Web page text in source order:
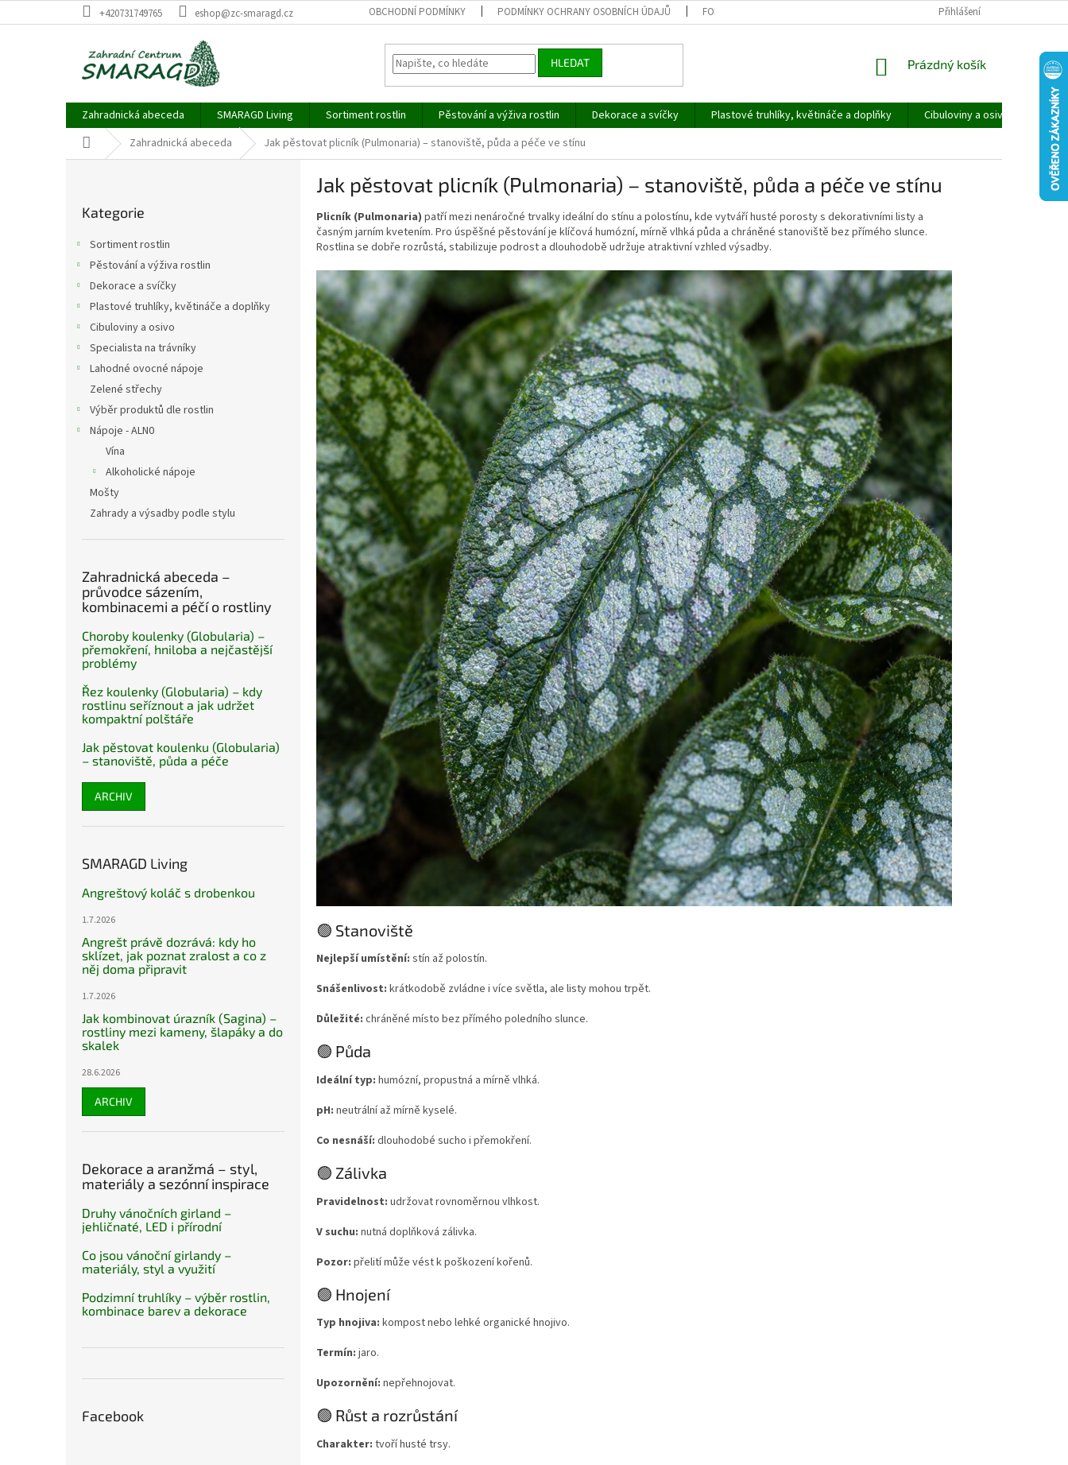
na
+420731749765 eshop@zc-smaragd.cz OBCHODNÍ PODMÍNKY PODMÍNKY OCHRANY OSOBNÍCH ÚDAJŮ FORMULÁŘ PRO UPLATNĚNÍ REKLAMACE REKLAMAČNÍ ŘÁD
Přihlášení
HLEDAT
NÁKUPNÍ
Prázdný košík
Zahradnická abeceda SMARAGD Living Sortiment rostlin Pěstování a výživa rostlin Dekorace a svíčky Plastové truhlíky, květináče a doplňky Cibuloviny a osivo
Domů Zahradnická abeceda Jak pěstovat plicník (Pulmonaria) – stanoviště, půda a péče ve stínu
kategorie
Kategorie
Sortiment rostlin
Pěstování a výživa rostlin
Dekorace a svíčky
Plastové truhlíky, květináče a doplňky
Cibuloviny a osivo
Specialista na trávníky
Lahodné ovocné nápoje
Zelené střechy
Výběr produktů dle rostlin
Nápoje - ALN0
Vína
Alkoholické nápoje
Mošty
Zahrady a výsadby podle stylu
Zahradnická abeceda –
průvodce sázením,
kombinacemi a péčí o rostliny
Choroby koulenky (Globularia) –
přemokření, hniloba a nejčastější
problémy
Řez koulenky (Globularia) – kdy
rostlinu seříznout a jak udržet
kompaktní polštáře
Jak pěstovat koulenku (Globularia)
– stanoviště, půda a péče
ARCHIV
SMARAGD Living
Angreštový koláč s drobenkou
1.7.2026
Angrešt právě dozrává: kdy ho
sklízet, jak poznat zralost a co z
něj doma připravit
1.7.2026
Jak kombinovat úrazník (Sagina) –
rostliny mezi kameny, šlapáky a do
skalek
28.6.2026
ARCHIV
Dekorace a aranžmá – styl,
materiály a sezónní inspirace
Druhy vánočních girland –
jehličnaté, LED i přírodní
Co jsou vánoční girlandy –
materiály, styl a využití
Podzimní truhlíky – výběr rostlin,
kombinace barev a dekorace
Facebook
Jak pěstovat plicník (Pulmonaria) – stanoviště, půda a péče ve stínu
Plicník (Pulmonaria) patří mezi nenáročné trvalky ideální do stínu a polostínu, kde vytváří husté porosty s dekorativními listy a
časným jarním kvetením. Pro úspěšné pěstování je klíčová humózní, mírně vlhká půda a chráněné stanoviště bez přímého slunce.
Rostlina se dobře rozrůstá, stabilizuje podrost a dlouhodobě udržuje atraktivní vzhled výsadby.
🟢 Stanoviště
Nejlepší umístění: stín až polostín.
Snášenlivost: krátkodobě zvládne i více světla, ale listy mohou trpět.
Důležité: chráněné místo bez přímého poledního slunce.
🟢 Půda
Ideální typ: humózní, propustná a mírně vlhká.
pH: neutrální až mírně kyselé.
Co nesnáší: dlouhodobé sucho i přemokření.
🟢 Zálivka
Pravidelnost: udržovat rovnoměrnou vlhkost.
V suchu: nutná doplňková zálivka.
Pozor: přelití může vést k poškození kořenů.
🟢 Hnojení
Typ hnojiva: kompost nebo lehké organické hnojivo.
Termín: jaro.
Upozornění: nepřehnojovat.
🟢 Růst a rozrůstání
Charakter: tvoří husté trsy.